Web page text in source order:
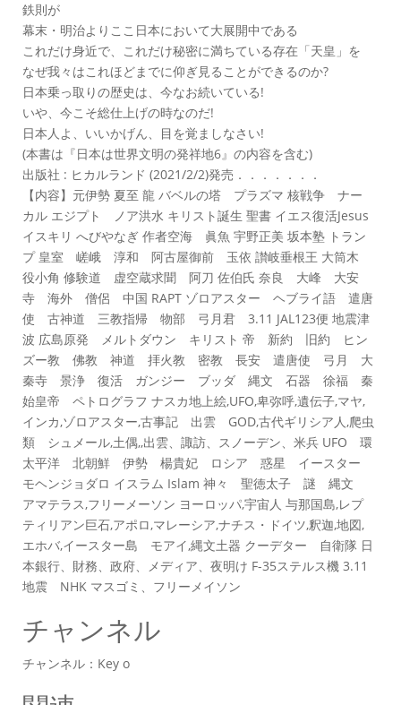
鉄則が
幕末・明治よりここ日本において大展開中である
これだけ身近で、これだけ秘密に満ちている存在「天皇」を
なぜ我々はこれほどまでに仰ぎ見ることができるのか?
日本乗っ取りの歴史は、今なお続いている!
いや、今こそ総仕上げの時なのだ!
日本人よ、いいかげん、目を覚ましなさい!
(本書は『日本は世界文明の発祥地6』の内容を含む)
出版社 : ヒカルランド (2021/2/2)発売．．．．．．．
【内容】元伊勢 夏至 龍 バベルの塔 プラズマ 核戦争 ナー
カル エジプト ノア洪水 キリスト誕生 聖書 イエス復活Jesus
イスキリ へびやなぎ 作者空海 眞魚 宇野正美 坂本塾 トラン
プ 皇室 嵯峨 淳和 阿古屋御前 玉依 讃岐垂根王 大筒木
役小角 修験道 虚空蔵求聞 阿刀 佐伯氏 奈良 大峰 大安
寺 海外 僧侶 中国 RAPT ゾロアスター ヘブライ語 遣唐
使 古神道 三教指帰 物部 弓月君 3.11 JAL123便 地震津
波 広島原発 メルトダウン キリスト 帝 新約 旧約 ヒン
ズー教 佛教 神道 拝火教 密教 長安 遣唐使 弓月 大
秦寺 景浄 復活 ガンジー ブッダ 縄文 石器 徐福 秦
始皇帝 ペトログラフ ナスカ地上絵,UFO,卑弥呼,遺伝子,マヤ,
インカ,ゾロアスター,古事記 出雲 GOD,古代ギリシア人,爬虫
類 シュメール,土偶,,出雲、諏訪、スノーデン、米兵 UFO 環
太平洋 北朝鮮 伊勢 楊貴妃 ロシア 惑星 イースター
モヘンジョダロ イスラム Islam 神々 聖徳太子 謎 縄文
アマテラス,フリーメーソン ヨーロッパ,宇宙人 与那国島,レプ
ティリアン巨石,アポロ,マレーシア,ナチス・ドイツ,釈迦,地図,
エホバ,イースター島 モアイ,縄文土器 クーデター 自衛隊 日
本銀行、財務、政府、メディア、夜明け F-35ステルス機 3.11
地震 NHK マスゴミ、フリーメイソン
チャンネル
チャンネル：Key o